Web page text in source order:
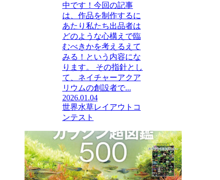
中です！今回の記事
は、作品を制作するに
あたり私たち出品者は
どのような心構えで臨
むべきかを考えるえて
みる！という内容にな
ります。 その指針とし
て、ネイチャーアクア
リウムの創設者で...
2026.01.04
世界水草レイアウトコ
ンテスト